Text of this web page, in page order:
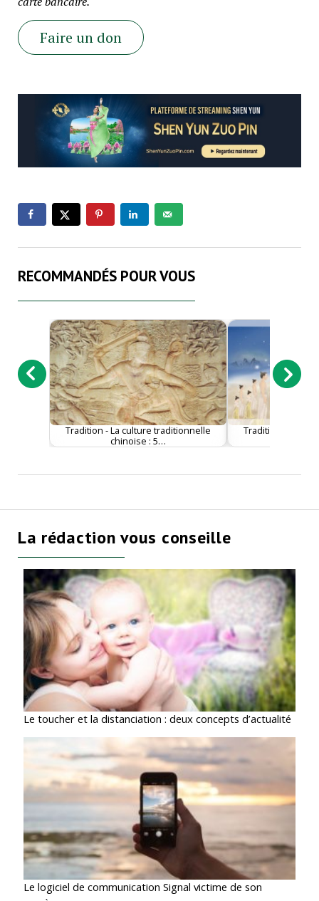
Faire un don
RECOMMANDÉS POUR VOUS
Tradition - La culture traditionnelle
chinoise : 5…
Tradition - La
La rédaction vous conseille
Le toucher et la distanciation : deux concepts d’actualité
Le logiciel de communication Signal victime de son